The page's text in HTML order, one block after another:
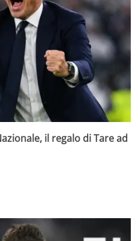
il regalo di Tare ad